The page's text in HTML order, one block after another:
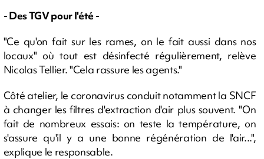
- Des TGV pour l'été -
"Ce qu'on fait sur les rames, on le fait aussi dans nos
locaux" où tout est désinfecté régulièrement, relève
Nicolas Tellier. "Cela rassure les agents."
Côté atelier, le coronavirus conduit notamment la SNCF
à changer les filtres d'extraction d'air plus souvent. "On
fait de nombreux essais: on teste la température, on
s'assure qu'il y a une bonne régénération de l'air...",
explique le responsable.